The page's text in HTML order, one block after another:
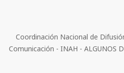
Coordinación Nacional de
Comunicación - INAH - ALGUNOS